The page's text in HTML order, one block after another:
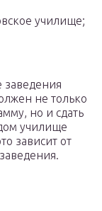
училище;
не только
но и сдать
училище
зависит от